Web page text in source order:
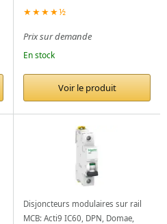
★★★★½
Prix sur demande
En stock
Voir le produit
Disjoncteurs modulaires sur rail
MCB: Acti9 IC60, DPN, Domae,